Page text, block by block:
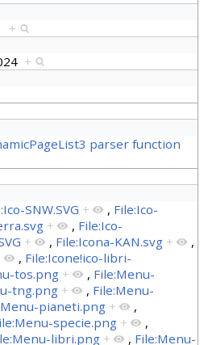
+
+
parser function
SNW.SVG + , File:Ico-
+ , File:Ico-
+ , File:Icona-KAN.svg +
,
, File:Icone!ico-libri-
tos.png + , File:Menu-
tng.png + , File:Menu-
pianeti.png +
,
specie.png +
,
libri.png + , File:Menu-